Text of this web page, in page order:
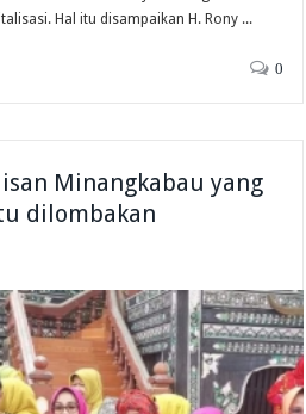
Hal itu disampaikan H. Rony ...
0
Minangkabau yang
dilombakan